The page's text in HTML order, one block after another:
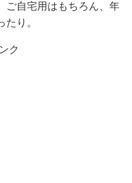
ご自宅用はもちろん、年
り。
ク